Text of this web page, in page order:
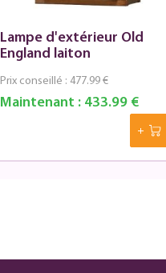
Lampe d'extérieur Old
England laiton
Maintenant : 433.99 €
Prix conseillé : 477.99 €